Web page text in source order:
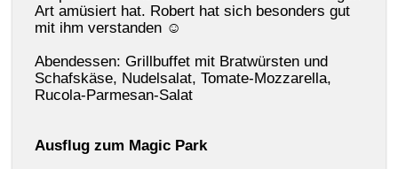
Art amüsiert hat. Robert hat sich besonders gut
mit ihm verstanden ☺
Abendessen: Grillbuffet mit Bratwürsten und
Schafskäse, Nudelsalat, Tomate-Mozzarella,
Rucola-Parmesan-Salat
Ausflug zum Magic Park